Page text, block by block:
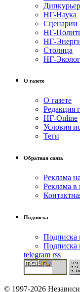
Дипкурьер
НГ-Наука
Сценарии
НГ-
НГ-
Столица
НГ-
О газете
О газете
Редакция
НГ-Online
Условия
Теги
Обратная связь
Реклама
Реклама в
Подписка
Подписка
Подписка
telegram rss
© 1997-2026